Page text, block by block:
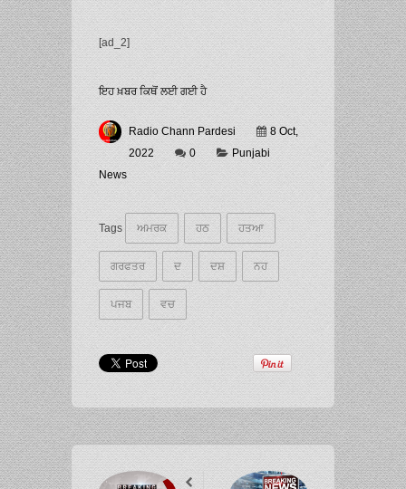
[ad_2]
ਇਹ ਖ਼ਬਰ ਕਿਥੋਂ ਲਈ ਗਈ ਹੈ
Radio Chann Pardesi
8 Oct,
2022
0
Punjabi
News
Tags ਅਮਰਕ ਹਠ ਹਤਆ
ਗਰਫਤਰ ਦ ਦਸ਼ ਨਹ
ਪਜਬ ਵਚ